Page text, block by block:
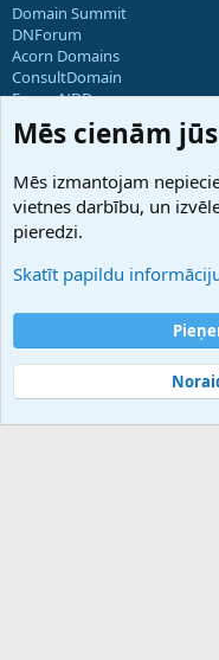
Domain Summit
DNForum
Acorn Domains
ConsultDomain
ForumNDD
Domainforum.ro
27.be
Hostmaria
Atbalsts
Palīdzība
Noteikumi un nosacījumi
Privātuma politika
Community platform by
Mēs cienām
Mēs izmantojam
vietnes darbību, un
pieredzi.
Skatīt papildu